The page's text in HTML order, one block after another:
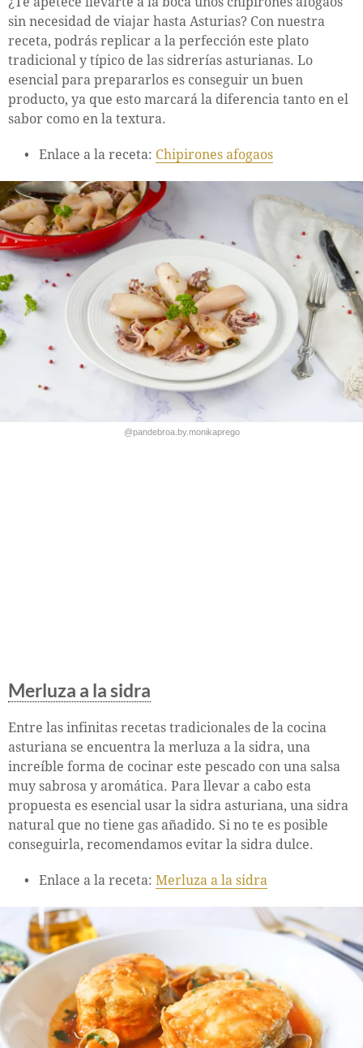
sin necesidad de viajar hasta Asturias? Con nuestra
receta, podrás replicar a la perfección este plato
tradicional y típico de las sidrerías asturianas. Lo
esencial para prepararlos es conseguir un buen
producto, ya que esto marcará la diferencia tanto en el
sabor como en la textura.
Enlace a la receta: Chipirones afogaos
@pandebroa.by.monikaprego
Merluza a la sidra
Entre las infinitas recetas tradicionales de la cocina
asturiana se encuentra la merluza a la sidra, una
increíble forma de cocinar este pescado con una salsa
muy sabrosa y aromática. Para llevar a cabo esta
propuesta es esencial usar la sidra asturiana, una sidra
natural que no tiene gas añadido. Si no te es posible
conseguirla, recomendamos evitar la sidra dulce.
Enlace a la receta: Merluza a la sidra